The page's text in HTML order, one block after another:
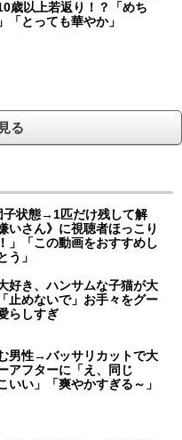
歳以上若返り！？「めち
「とっても華やか」
る
子状態→1匹だけ残して解
さん》に視聴者ほっこり
」「この動画をおすすめし
う」
好き、ハンサムな子猫が大
止めないで」お手々をグー
らしすぎ
男性→バッサリカットで大
フターに「え、同じ
いい」「爽やかすぎる～」